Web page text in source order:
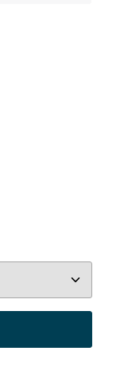
Wert